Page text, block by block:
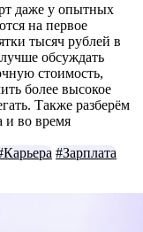
даже у опытных
на первое
тысяч рублей в
обсуждать
стоимость,
более высокое
Также разберём
и во время
#Зарплата